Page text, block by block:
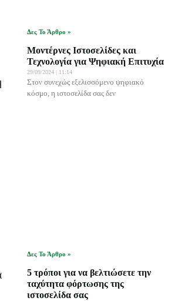
Δες Το Άρθρο »
Μοντέρνες Ιστοσελίδες και
Τεχνολογία για Ψηφιακή Επιτυχία
29/09/2024 11:14
Στον συνεχώς εξελισσόμενο ψηφιακό
κόσμο, η ιστοσελίδα σας δεν
Δες Το Άρθρο »
5 τρόποι για να βελτιώσετε την
ταχύτητα φόρτωσης της
ιστοσελίδα σας